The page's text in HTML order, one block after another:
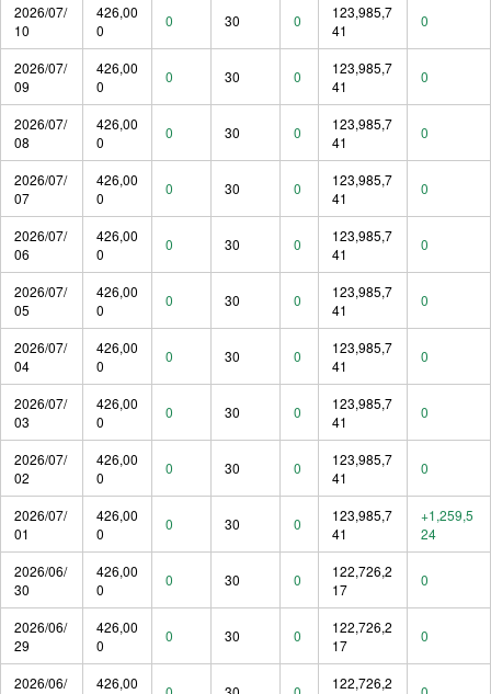
2026/07/
10
426,00
0
0 30 0
123,985,7
41
0
2026/07/
09
426,00
0
0 30 0
123,985,7
41
0
2026/07/
08
426,00
0
0 30 0
123,985,7
41
0
2026/07/
07
426,00
0
0 30 0
123,985,7
41
0
2026/07/
06
426,00
0
0 30 0
123,985,7
41
0
2026/07/
05
426,00
0
0 30 0
123,985,7
41
0
2026/07/
04
426,00
0
0 30 0
123,985,7
41
0
2026/07/
03
426,00
0
0 30 0
123,985,7
41
0
2026/07/
02
426,00
0
0 30 0
123,985,7
41
0
2026/07/
01
426,00
0
0 30 0
123,985,7
41
+1,259,5
24
2026/06/
30
426,00
0
0 30 0
122,726,2
17
0
2026/06/
29
426,00
0
0 30 0
122,726,2
17
0
2026/06/
426,00
122,726,2